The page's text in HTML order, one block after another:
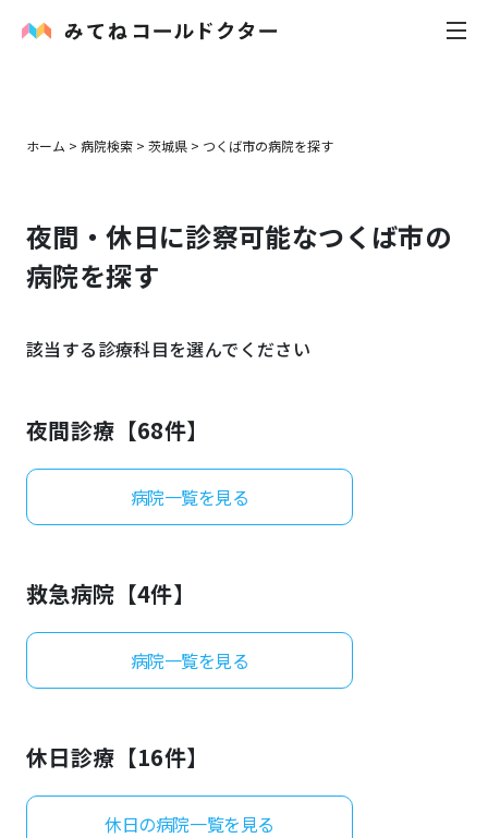
花粉症
感染症
お知らせ
よくあるご質問
ホーム > 病院検索 > 茨城県 > つくば市の病院を探す
夜間・休日に診察可能なつくば市の
病院を探す
該当する診療科目を選んでください
夜間診療【68件】
病院一覧を見る
救急病院【4件】
病院一覧を見る
休日診療【16件】
休日の病院一覧を見る